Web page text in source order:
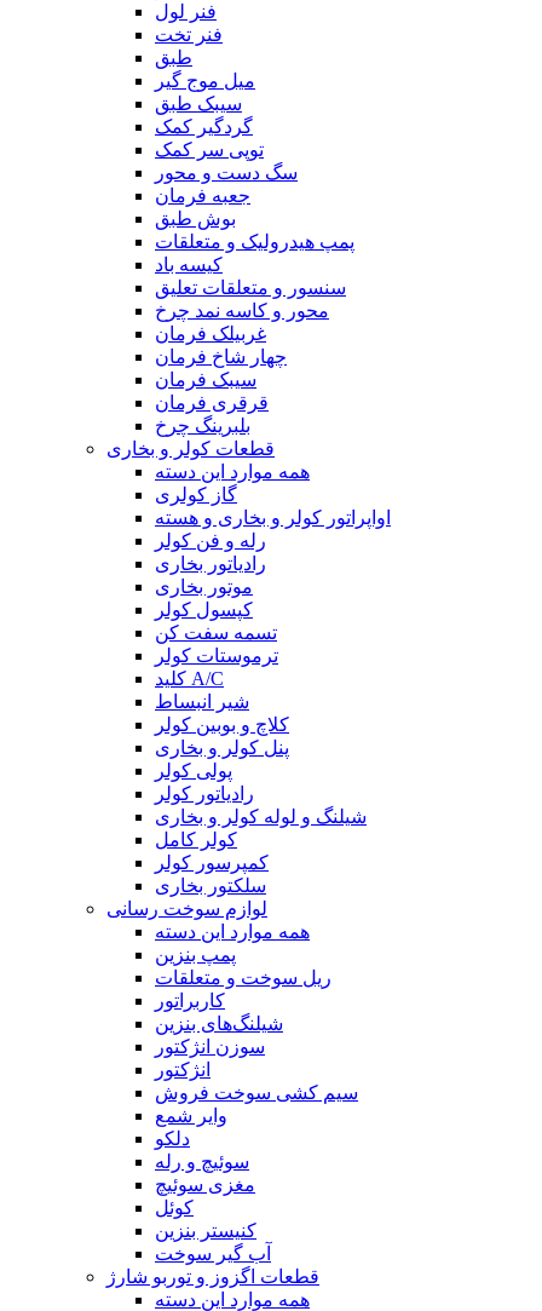
فنر لول
فنر تخت
طبق
میل موج گیر
سیبک طبق
گردگیر کمک
توپی سر کمک
سگ دست و محور
جعبه فرمان
بوش طبق
پمپ هیدرولیک و متعلقات
کیسه باد
سنسور و متعلقات تعلیق
محور و کاسه نمد چرخ
غربیلک فرمان
چهار شاخ فرمان
سیبک فرمان
قرقری فرمان
بلبرینگ چرخ
قطعات کولر و بخاری
همه موارد این دسته
گاز کولری
اواپراتور کولر و بخاری و هسته
رله و فن کولر
رادیاتور بخاری
موتور بخاری
کپسول کولر
تسمه سفت کن
ترموستات کولر
کلید A/C
شیر انبساط
کلاچ و بوبین کولر
پنل کولر و بخاری
پولی کولر
رادیاتور کولر
شیلنگ‌ و لوله کولر و بخاری
کولر کامل
کمپرسور کولر
سلکتور بخاری
لوازم سوخت رسانی
همه موارد این دسته
پمپ بنزین
ریل سوخت و متعلقات
کاربراتور
شیلنگ‌های بنزین
سوزن انژکتور
انژکتور
سیم کشی سوخت فروش
وایر شمع
دلکو
سوئیچ و رله
مغزی سوئیچ
کوئل
کنیستر بنزین
آب گیر سوخت
قطعات اگزوز و توربو شارژ
همه موارد این دسته